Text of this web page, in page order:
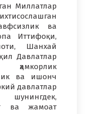
Миллатлар
ва
Иттифоқи,
Шанхай
Давлатлар
ҳамкорлик
ва ишонч
давлатлар
шунингдек,
ва жамоат